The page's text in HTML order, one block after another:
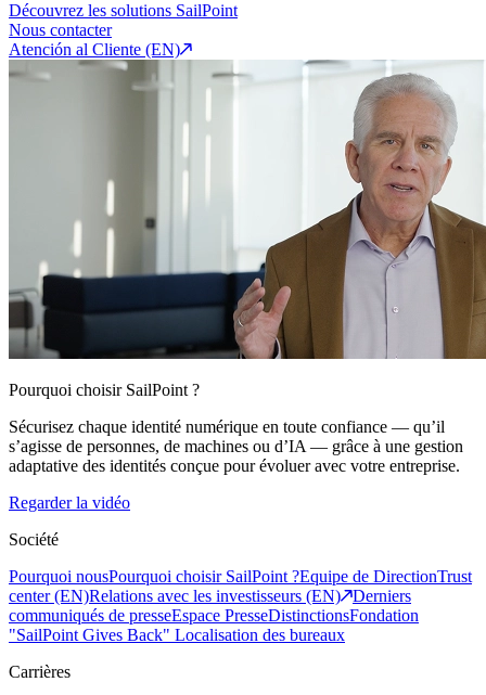
Découvrez les solutions SailPoint
Nous contacter
Atención al Cliente (EN)
Pourquoi choisir SailPoint ?
Sécurisez chaque identité numérique en toute confiance — qu’il
s’agisse de personnes, de machines ou d’IA — grâce à une gestion
adaptative des identités conçue pour évoluer avec votre entreprise.
Regarder la vidéo
Société
Pourquoi nousPourquoi choisir SailPoint ?Equipe de DirectionTrust
center (EN)Relations avec les investisseurs (EN)
Derniers
communiqués de presseEspace PresseDistinctionsFondation
"SailPoint Gives Back" Localisation des bureaux
Carrières